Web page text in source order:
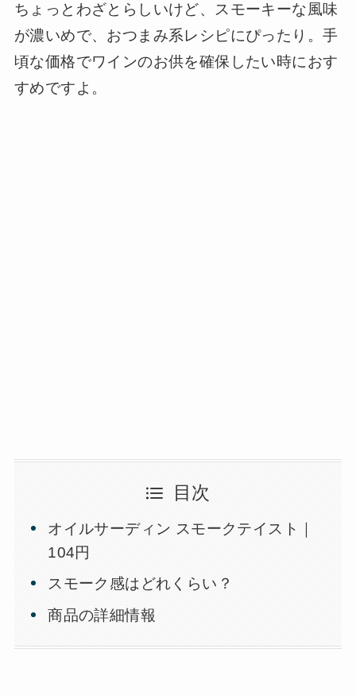
ちょっとわざとらしいけど、スモーキーな風味
が濃いめで、おつまみ系レシピにぴったり。手
頃な価格でワインのお供を確保したい時におす
すめですよ。
目次
オイルサーディン スモークテイスト｜
104円
スモーク感はどれくらい？
商品の詳細情報